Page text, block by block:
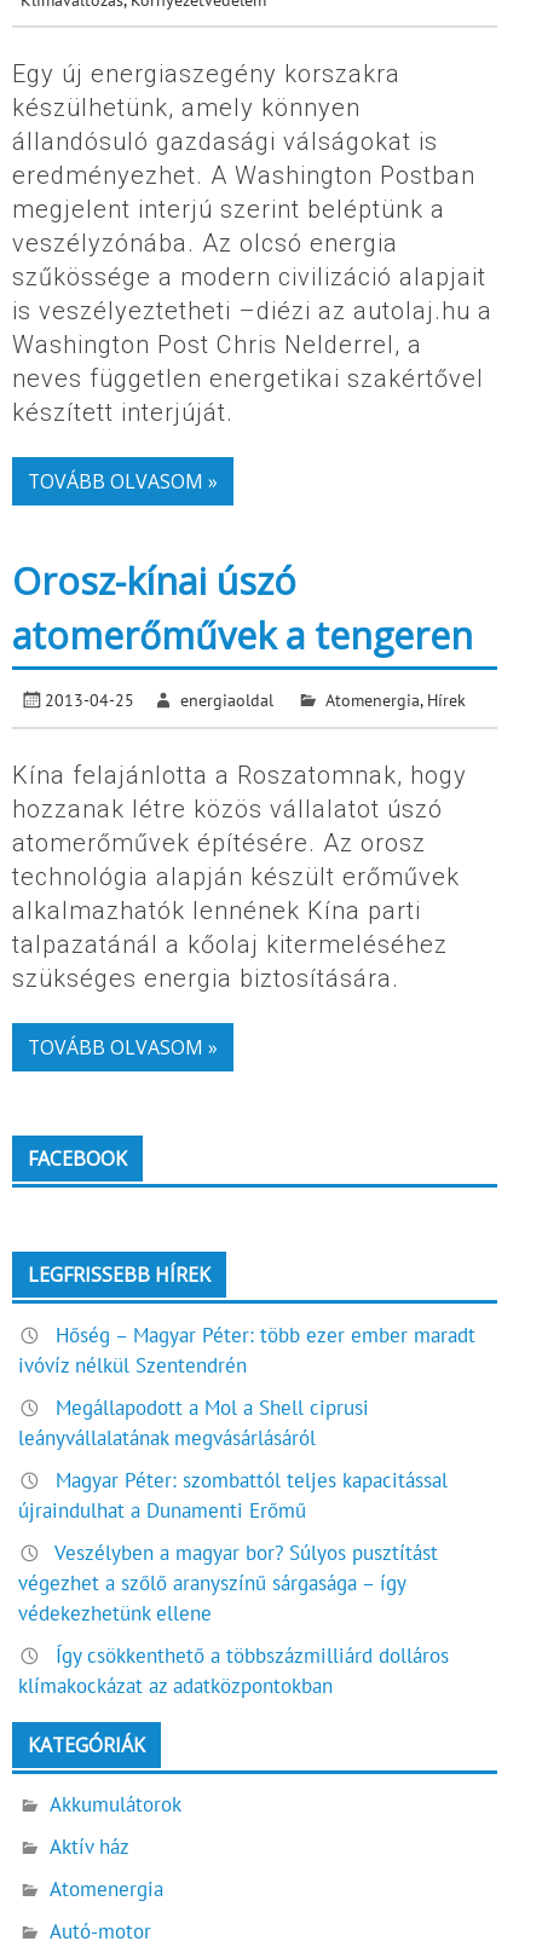
Egy új energiaszegény korszakra
készülhetünk, amely könnyen
állandósuló gazdasági válságokat is
eredményezhet. A Washington Postban
megjelent interjú szerint beléptünk a
veszélyzónába. Az olcsó energia
szűkössége a modern civilizáció alapjait
is veszélyeztetheti –diézi az autolaj.hu a
Washington Post Chris Nelderrel, a
neves független energetikai szakértővel
készített interjúját.
TOVÁBB OLVASOM »
Orosz-kínai úszó
atomerőművek a tengeren
2013-04-25 energiaoldal Atomenergia, Hírek
Kína felajánlotta a Roszatomnak, hogy
hozzanak létre közös vállalatot úszó
atomerőművek építésére. Az orosz
technológia alapján készült erőművek
alkalmazhatók lennének Kína parti
talpazatánál a kőolaj kitermeléséhez
szükséges energia biztosítására.
TOVÁBB OLVASOM »
FACEBOOK
LEGFRISSEBB HÍREK
Hőség – Magyar Péter: több ezer ember maradt
ivóvíz nélkül Szentendrén
Megállapodott a Mol a Shell ciprusi
leányvállalatának megvásárlásáról
Magyar Péter: szombattól teljes kapacitással
újraindulhat a Dunamenti Erőmű
Veszélyben a magyar bor? Súlyos pusztítást
végezhet a szőlő aranyszínű sárgasága – így
védekezhetünk ellene
Így csökkenthető a többszázmilliárd dolláros
klímakockázat az adatközpontokban
KATEGÓRIÁK
Akkumulátorok
Aktív ház
Atomenergia
Autó-motor